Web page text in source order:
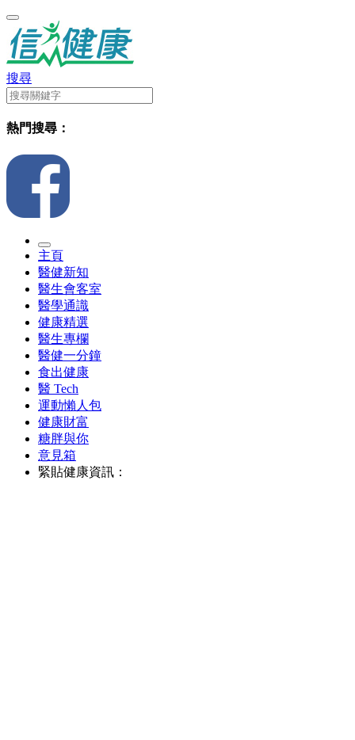
搜尋
熱門搜尋：
主頁
醫健新知
醫生會客室
醫學通識
健康精選
醫生專欄
醫健一分鐘
食出健康
醫 Tech
運動懶人包
健康財富
糖胖與你
意見箱
緊貼健康資訊：